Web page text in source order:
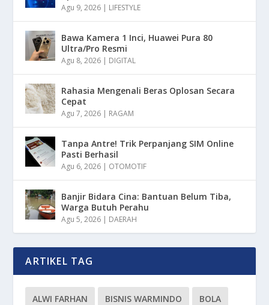
Agu 9, 2026 | LIFESTYLE
Bawa Kamera 1 Inci, Huawei Pura 80
Ultra/Pro Resmi
Agu 8, 2026 | DIGITAL
Rahasia Mengenali Beras Oplosan Secara
Cepat
Agu 7, 2026 | RAGAM
Tanpa Antre! Trik Perpanjang SIM Online
Pasti Berhasil
Agu 6, 2026 | OTOMOTIF
Banjir Bidara Cina: Bantuan Belum Tiba,
Warga Butuh Perahu
Agu 5, 2026 | DAERAH
ARTIKEL TAG
ALWI FARHAN BISNIS WARMINDO BOLA